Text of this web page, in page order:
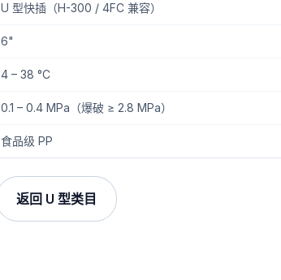
U 型快插（H-300 / 4FC 兼容）
6"
4 – 38 °C
0.1 – 0.4 MPa（爆破 ≥ 2.8 MPa）
食品级 PP
返回 U 型类目